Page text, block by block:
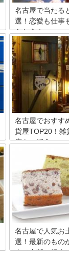
名古屋で当たる
選！恋愛も仕事
らおう！
恋愛運に仕事運に
ない時は占いでア
分転換の旅行の一
立ち寄る人は意外
で、人気観光地の
たると認める人気
クアップしてみま
名古屋でおすす
貨屋TOP20！雑
店をご紹介
観光地としても人
雑貨好きさんも認
くさん！おしゃれ
すか？それともか
チン用品が豊富な
買えるショップ、
美術館のような雑
20件ご紹介します
りを楽しんで！
名古屋で人気お
選！最新のもの
まで全部ご紹介